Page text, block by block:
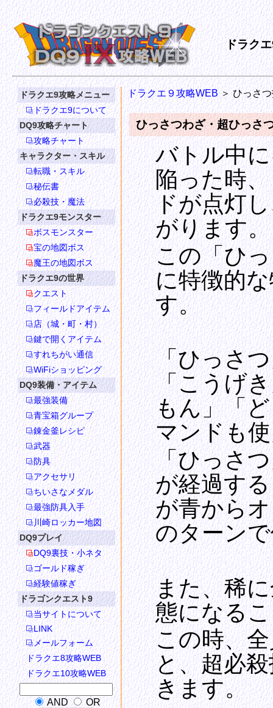
ドラク
ドラクエ9攻略メニュー
ドラクエ9について
DQ9攻略チャート
攻略チャート
キャラクター・スキル
転職・スキル
秘伝書
必殺技・魔法
ドラクエ9モンスター
ボスモンスター
宝の地図ボス
魔王の地図ボス
ドラクエ9の世界
クエスト
フィールドアイテム
店（城・町・村）
鍵で開くアイテム
すれちがい通信
WiFiショッピング
DQ9装備・アイテム
最強装備
青宝箱グループ
錬金釜レシピ
武器
防具
アクセサリ
ちいさなメダル
最強防具入手
川崎ロッカー地図
DQ9プレイ
DQ9裏技・小ネタ
ゴールド稼ぎ
経験値稼ぎ
ドラゴンクエスト9
当サイトについて
LINK
メールフォーム
ドラクエ8攻略WEB
ドラクエ10攻略WEB
AND OR
ドラクエ９攻略WEB＞ ひっさつ
ひっさつわざ・超ひっさ
バトル中
陥った時
ドが点灯
がります。
この「ひ
に特徴的
す。
「ひっさ
「こうげ
もん」「
マンドも
「ひっさ
が経過す
が青から
のターン
また、稀
態になる
この時、
と、超必
きます。